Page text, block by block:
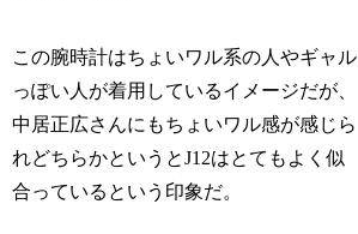
この腕時計はちょいワル系の人やギャル
っぽい人が着用しているイメージだが、
中居正広さんにもちょいワル感が感じら
れどちらかというとJ12はとてもよく似
合っているという印象だ。